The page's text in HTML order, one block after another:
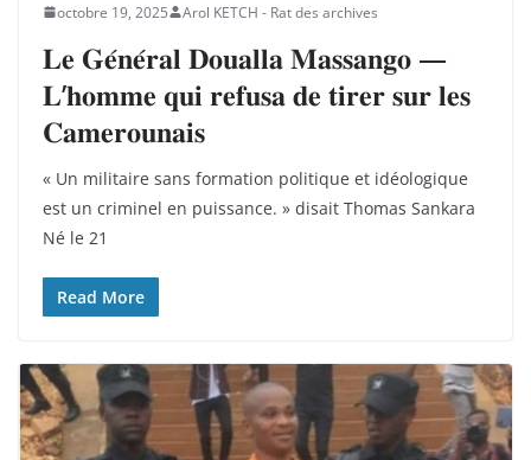
octobre 19, 2025 Arol KETCH - Rat des archives
𝐋𝐞 𝐆𝐞́𝐧𝐞́𝐫𝐚𝐥 𝐃𝐨𝐮𝐚𝐥𝐥𝐚 𝐌𝐚𝐬𝐬𝐚𝐧𝐠𝐨 —
𝐋’𝐡𝐨𝐦𝐦𝐞 𝐪𝐮𝐢 𝐫𝐞𝐟𝐮𝐬𝐚 𝐝𝐞 𝐭𝐢𝐫𝐞𝐫 𝐬𝐮𝐫 𝐥𝐞𝐬
𝐂𝐚𝐦𝐞𝐫𝐨𝐮𝐧𝐚𝐢𝐬
« Un militaire sans formation politique et idéologique
est un criminel en puissance. » disait Thomas Sankara
Né le 21
Read More